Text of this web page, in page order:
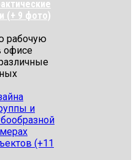
(+ 9 фото)
рабочую
офисе